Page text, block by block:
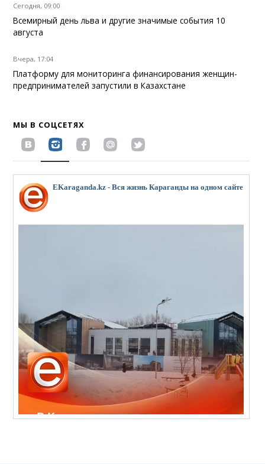
Сегодня, 09:00
Всемирный день льва и другие значимые события 10
августа
Вчера, 17:04
Платформу для мониторинга финансирования женщин-
предпринимателей запустили в Казахстане
МЫ В СОЦСЕТЯХ
EKaraganda.kz - Вся жизнь Караганды на одном сайте